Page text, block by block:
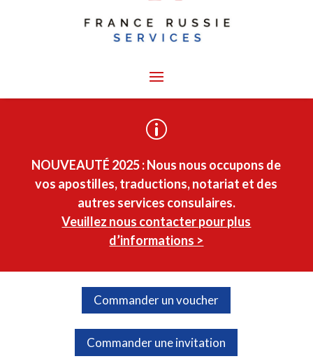
p
NOUVEAUTÉ 2025 :Nous nous occupons de
vos apostilles, traductions, notariat et des
autres services consulaires.
Veuillez nous contacter pour plus
d’informations >
Commander un voucher
Commander une invitation